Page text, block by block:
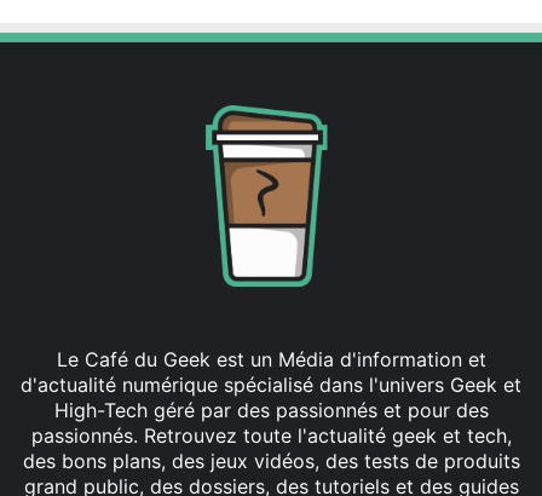
Le Café du Geek est un Média d'information et
d'actualité numérique spécialisé dans l'univers Geek et
High-Tech géré par des passionnés et pour des
passionnés. Retrouvez toute l'actualité geek et tech,
des bons plans, des jeux vidéos, des tests de produits
grand public, des dossiers, des tutoriels et des guides